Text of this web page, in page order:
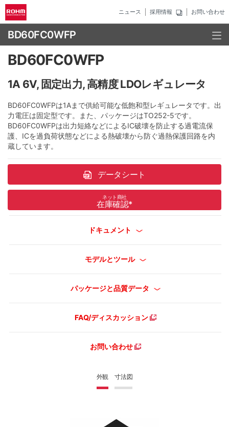
ニュース 採用情報 お問い合わせ
BD60FC0WFP
外観 寸法図
BD60FC0WFP
1A 6V, 固定出力, 高精度 LDOレギュレータ
BD60FC0WFPは1Aまで供給可能な低飽和型レギュレータです。出
力電圧は固定型です。また、パッケージはTO252-5です。
BD60FC0WFPは出力短絡などによるIC破壊を防止する過電流保
護、ICを過負荷状態などによる熱破壊から防ぐ過熱保護回路を内
蔵しています。
データシート
ネット商社
在庫確認*
ドキュメント
モデルとツール
パッケージと品質データ
FAQ/ディスカッション
お問い合わせ